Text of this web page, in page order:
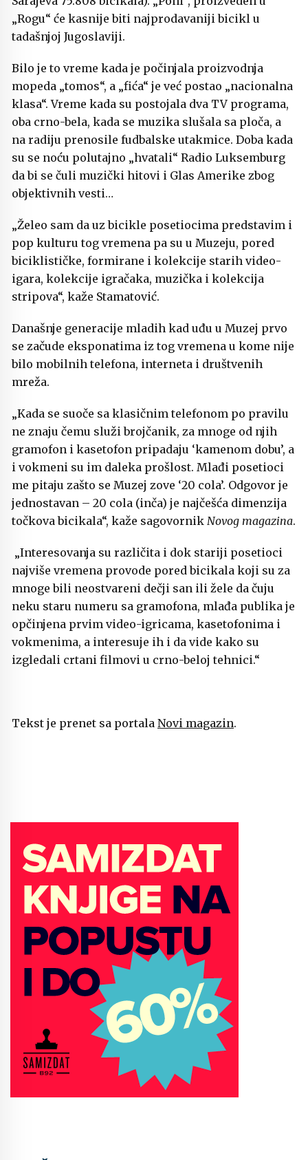
„Rogu“ će kasnije biti najprodavaniji bicikl u
tadašnjoj Jugoslaviji.
Bilo je to vreme kada je počinjala proizvodnja
mopeda „tomos“, a „fića“ je već postao „nacionalna
klasa“. Vreme kada su postojala dva TV programa,
oba crno-bela, kada se muzika slušala sa ploča, a
na radiju prenosile fudbalske utakmice. Doba kada
su se noću polutajno „hvatali“ Radio Luksemburg
da bi se čuli muzički hitovi i Glas Amerike zbog
objektivnih vesti…
„Želeo sam da uz bicikle posetiocima predstavim i
pop kulturu tog vremena pa su u Muzeju, pored
biciklističke, formirane i kolekcije starih video-
igara, kolekcije igračaka, muzička i kolekcija
stripova“, kaže Stamatović.
Današnje generacije mladih kad uđu u Muzej prvo
se začude eksponatima iz tog vremena u kome nije
bilo mobilnih telefona, interneta i društvenih
mreža.
„Kada se suoče sa klasičnim telefonom po pravilu
ne znaju čemu služi brojčanik, za mnoge od njih
gramofon i kasetofon pripadaju ‘kamenom dobu’, a
i vokmeni su im daleka prošlost. Mlađi posetioci
me pitaju zašto se Muzej zove ‘20 cola’. Odgovor je
jednostavan – 20 cola (inča) je najčešća dimenzija
točkova bicikala“, kaže sagovornik Novog magazina.
„Interesovanja su različita i dok stariji posetioci
najviše vremena provode pored bicikala koji su za
mnoge bili neostvareni dečji san ili žele da čuju
neku staru numeru sa gramofona, mlađa publika je
opčinjena prvim video-igricama, kasetofonima i
vokmenima, a interesuje ih i da vide kako su
izgledali crtani filmovi u crno-beloj tehnici.“
Tekst je prenet sa portala Novi magazin.